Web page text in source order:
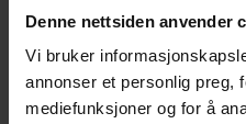
Denne nettsiden anvender
Vi bruker
annonser et personlig preg,
mediefunksjoner og for å
ballen går i bakken.
opp ved andre måter enn
– Kandidaten får tre forsøk.
– Poengsum ut fra